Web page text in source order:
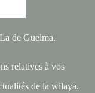
de Guelma.
relatives à vos
de la wilaya.